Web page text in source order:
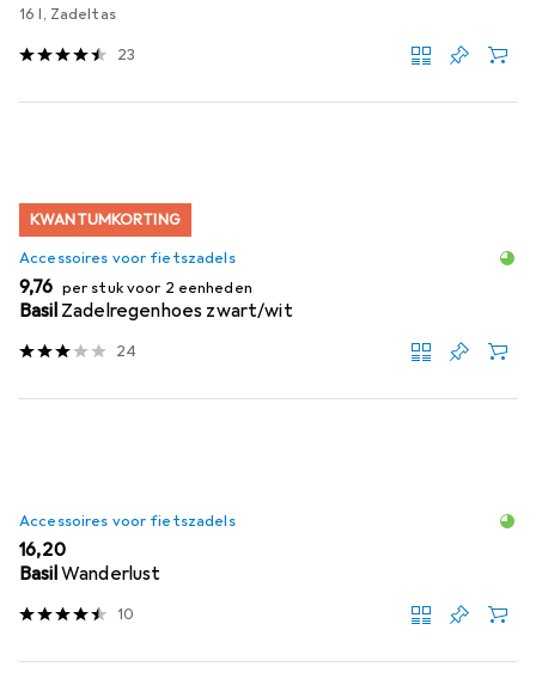
16 l, Zadeltas
23
KWANTUMKORTING
Accessoires voor fietszadels
EUR
9,76 per stuk voor 2 eenheden
Basil Zadelregenhoes zwart/wit
24
Accessoires voor fietszadels
EUR
16,20
BasilWanderlust
10